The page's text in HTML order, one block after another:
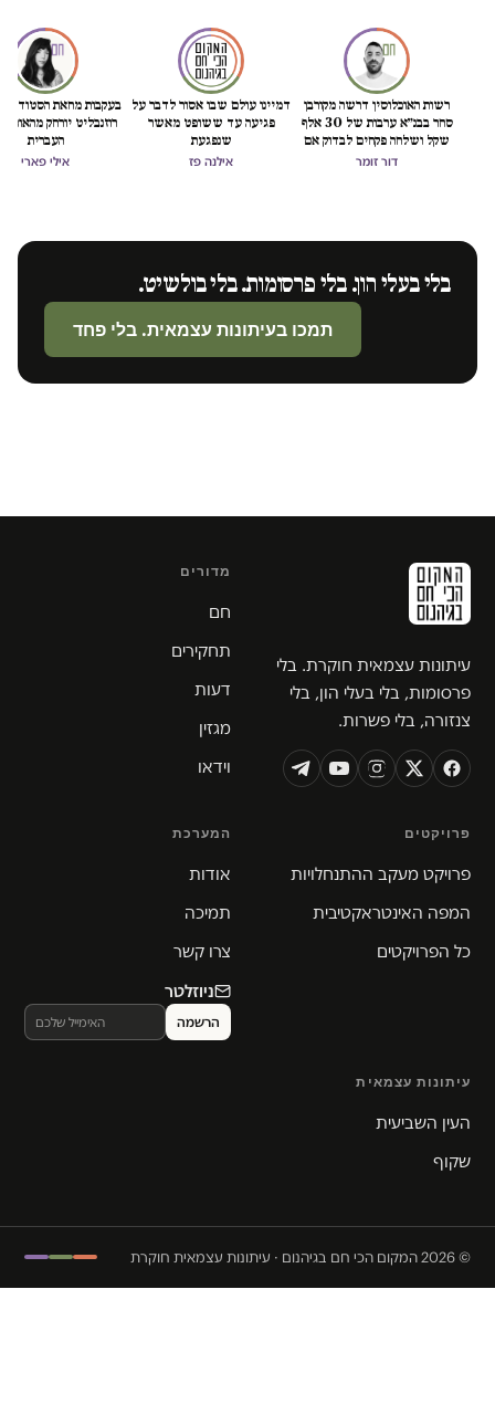
רשות האוכלוסין דרשה מקורבן
סחר בבנ״א ערבות של 30 אלף
שקל ושלחה פקחים לבדוק אם
"חזרה לזנות"
דור זומר
דמיינו עולם שבו אסור לדבר על
פגיעה עד ששופט מאשר
שנפגעת
אילנה פז
בעקבות מחאת הסטודנטיות:
רוזנבליט יורחק
העברית
אילי פארי
בלי בעלי הון. בלי פרסומות. בלי בולשיט.
תמכו בעיתונות עצמאית. בלי פחד
עיתונות עצמאית חוקרת. בלי
פרסומות, בלי בעלי הון, בלי
צנזורה, בלי פשרות.
מדורים
תחקירים
דעות
מגזין
וידאו
פרויקטים
פרויקט מעקב ההתנחלויות
המפה האינטראקטיבית
כל הפרויקטים
המערכת
אודות
תמיכה
צרו קשר
ניוזלטר
עיתונות עצמאית
העין השביעית
שקוף